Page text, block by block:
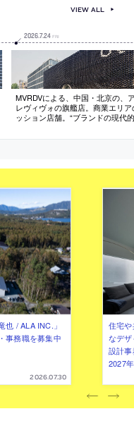
2026.7.24 FRI
MVRDVによる、中国・北京の、
レヴィヴォの旗艦店。商業エリア
ッション店舗。“ブランドの現代
伝統建築を参照した“円形開口”と
VIEW ALL
也 / ALA INC.」
事務職を募集中
2026.07.30
住宅
なデ
設計
2027